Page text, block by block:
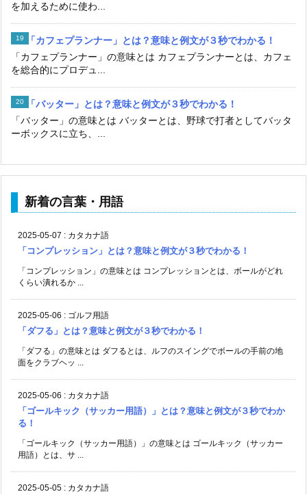
を加えるために使わ...
「カフェプランナー」とは？意味と例文が３秒でわかる！
「カフェプランナー」の意味とは カフェプランナーとは、カフェ
を総合的にプロデュ...
「バッター」とは？意味と例文が３秒でわかる！
「バッター」の意味とは バッターとは、野球で打者としてバッタ
ーボックスに立ち、...
新着の言葉・用語
2025-05-07 : カタカナ語
「コンプレッション」とは？意味と例文が３秒でわかる！
「コンプレッション」の意味とは コンプレッションとは、ボールがどれ
くらい潰れるか ...
2025-05-06 : ゴルフ用語
「ダフる」とは？意味と例文が３秒でわかる！
「ダフる」の意味とは ダフるとは、ルフのスイングでボールの手前の地
面をクラブヘッ ...
2025-05-06 : カタカナ語
「ゴールキック（サッカー用語）」とは？意味と例文が３秒でわか
る！
「ゴールキック（サッカー用語）」の意味とは ゴールキック（サッカー
用語）とは、サ ...
2025-05-05 : カタカナ語